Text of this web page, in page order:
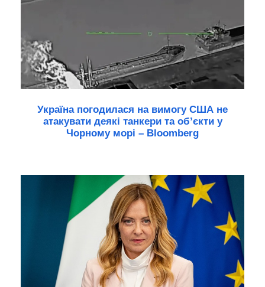
Україна погодилася на вимогу США не
атакувати деякі танкери та об’єкти у
Чорному морі – Bloomberg